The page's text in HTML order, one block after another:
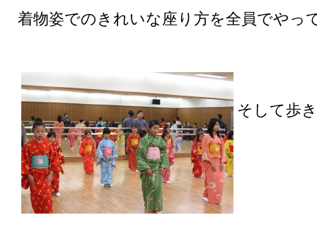
着物姿でのきれいな座り方を全員でやっ
そして歩